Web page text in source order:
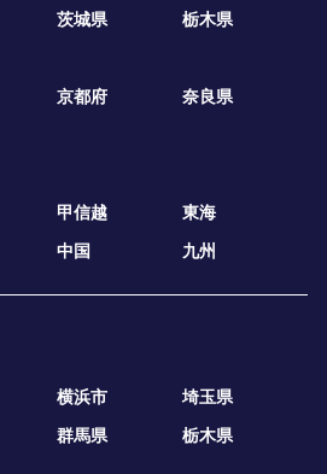
茨城県 栃木県
京都府
奈良県
甲信越
東海
中国 九州
横浜市
埼玉県
群馬県 栃木県